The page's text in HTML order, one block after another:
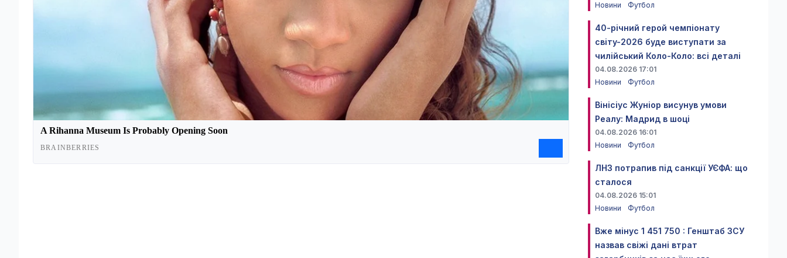
Новини
Футбол
40-річний герой чемпіонату
світу-2026 буде виступати за
чилійський Коло-Коло: всі деталі
04.08.2026 17:01
Новини
Футбол
Вінісіус Жуніор висунув умови
Реалу: Мадрид в шоці
04.08.2026 16:01
Новини
Футбол
ЛНЗ потрапив під санкції УЄФА: що
сталося
04.08.2026 15:01
Новини
Футбол
Вже мінус 1 451 750 : Генштаб ЗСУ
назвав свіжі дані втрат